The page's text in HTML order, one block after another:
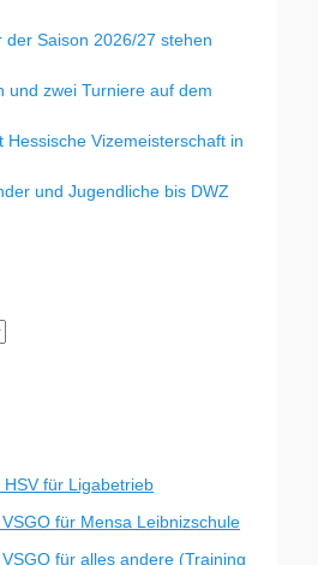
der Saison 2026/27 stehen
und zwei Turniere auf dem
Hessische Vizemeisterschaft in
und Jugendliche bis DWZ
für Ligabetrieb
für Mensa Leibnizschule
für alles andere (Training